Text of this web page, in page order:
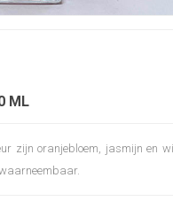
ML
zijn oranjebloem, jasmijn en